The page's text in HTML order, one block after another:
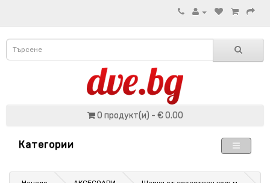
0 продукт(и) - € 0.00
Категории